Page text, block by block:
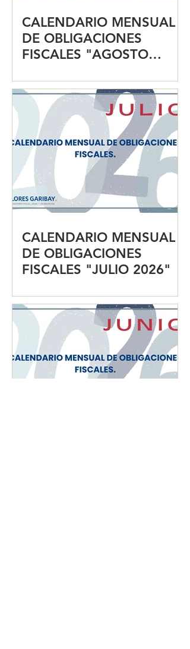
CALENDARIO MENSUAL
DE OBLIGACIONES
FISCALES "AGOSTO
CALENDARIO MENSUAL
DE OBLIGACIONES
FISCALES "JULIO 2026"